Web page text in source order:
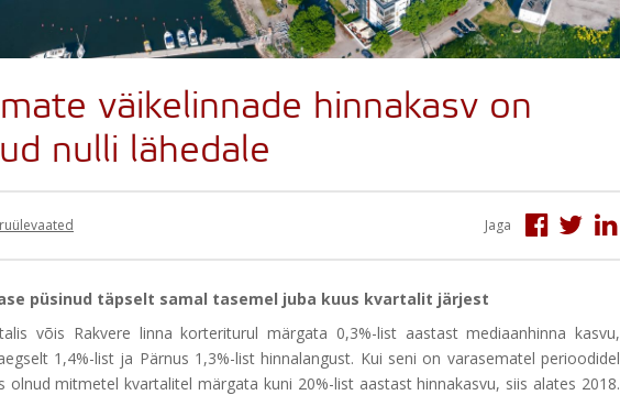
väikelinnade hinnakasv on
nulli lähedale
Jaga
püsinud täpselt samal tasemel juba kuus kvartalit järjest
võis Rakvere linna korteriturul märgata 0,3%-list aastast mediaanhinna kasvu,
1,4%-list ja Pärnus 1,3%-list hinnalangust. Kui seni on varasematel perioodidel
olnud mitmetel kvartalitel märgata kuni 20%-list aastast hinnakasvu, siis alates 2018.